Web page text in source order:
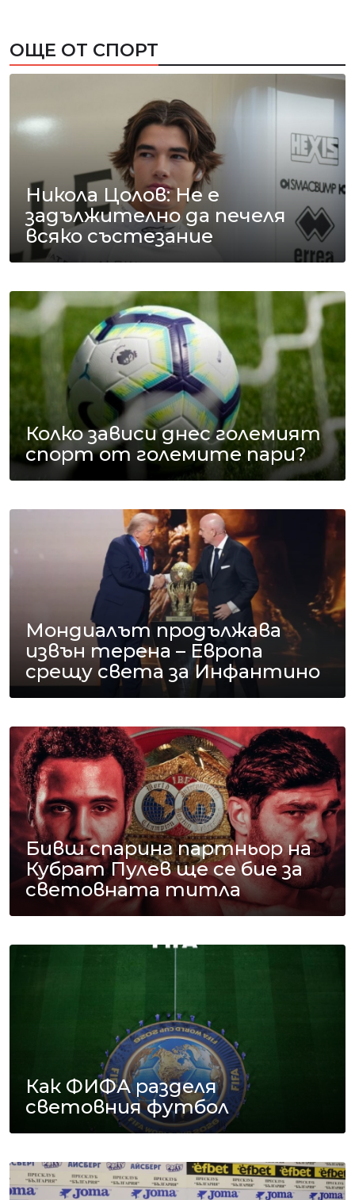
ОЩЕ ОТ СПОРТ
Никола Цолов: Не е
задължително да печеля
всяко състезание
Колко зависи днес големият
спорт от големите пари?
Мондиалът продължава
извън терена – Европа
срещу света за Инфантино
Бивш спаринг партньор на
Кубрат Пулев ще се бие за
световната титла
Как ФИФА разделя
световния футбол